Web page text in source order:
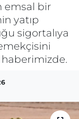
emsal bir
yatıp
sigortalıya
haberimizde.